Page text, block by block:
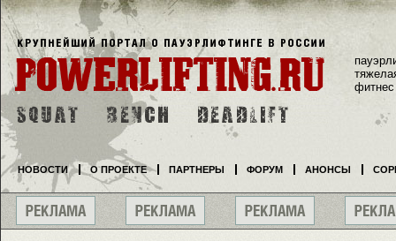
фитнес
НОВОСТИ О ПРОЕКТЕ ПАРТНЕРЫ ФОРУМ АНОНСЫ